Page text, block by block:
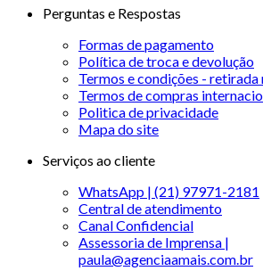
Perguntas e Respostas
Formas de pagamento
Política de troca e devolução
Termos e condições - retirada
Termos de compras
Politica de privacidade
Mapa do site
Serviços ao cliente
WhatsApp | (21) 97971-2181
Central de atendimento
Canal Confidencial
Assessoria de Imprensa |
paula@agenciaamais.com.br